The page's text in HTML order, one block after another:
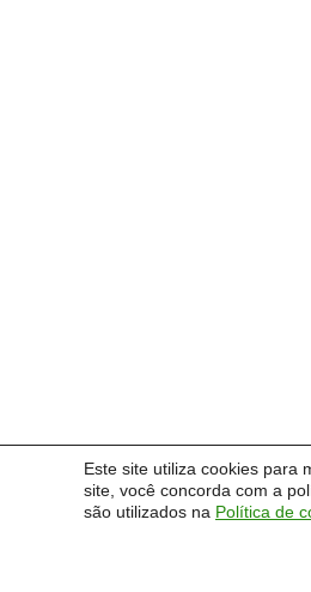
Este site utiliza cookies para
site, você concorda com a
são utilizados na Política de